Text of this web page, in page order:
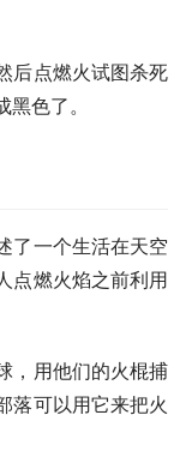
后点燃火试图杀死
色了。
了一个生活在天空
点燃火焰之前利用
，用他们的火棍捕
落可以用它来把火